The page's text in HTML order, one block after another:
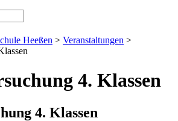
Heeßen > Veranstaltungen >
4. Klassen
4. Klassen